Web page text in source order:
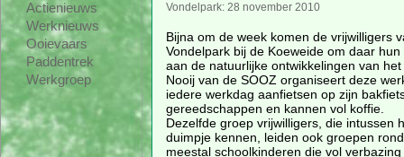
Actienieuws
Werknieuws
Ooievaars
Paddentrek
Werkgroep
Vondelpark: 28 november 2010
Bijna om de week komen de vrijwilligers
Vondelpark bij de Koeweide om daar
aan de natuurlijke ontwikkelingen van
Nooij van de SOOZ organiseert deze
iedere werkdag aanfietsen op zijn
gereedschappen en kannen vol koffie.
Dezelfde groep vrijwilligers, die intussen
duimpje kennen, leiden ook groepen
meestal schoolkinderen die vol